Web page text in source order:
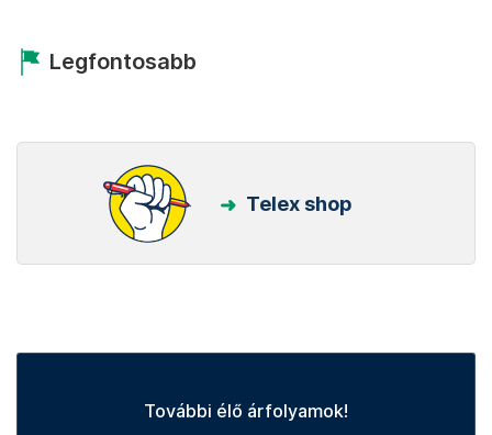
Legfontosabb
Telex shop
További élő árfolyamok!